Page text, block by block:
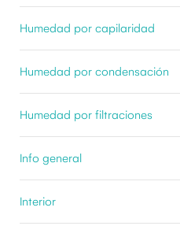
Humedad por capilaridad
Humedad por condensación
Humedad por filtraciones
Info general
Interior